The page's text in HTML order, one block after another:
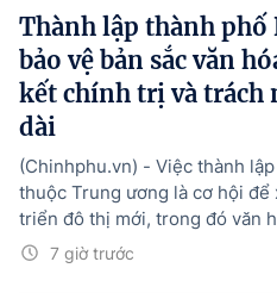
Thành lập thành phố
bảo vệ bản sắc văn
kết chính trị và trách
dài
7 giờ trước
(Chinhphu.vn) - Việc thành
thuộc Trung ương là cơ hội để
triển đô thị mới, trong đó văn